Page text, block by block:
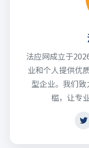
法应网成立于
业和个人提供优
型企业。我们
槛，让专